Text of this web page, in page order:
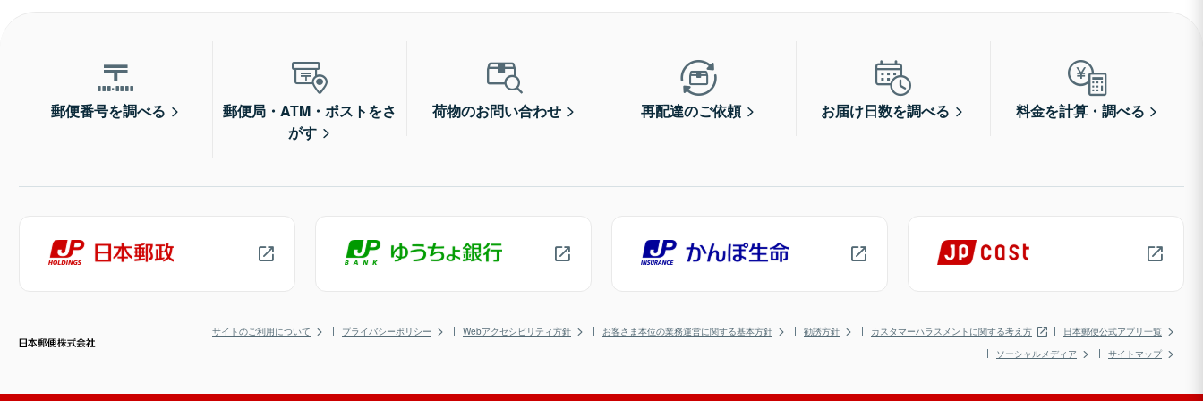
郵便番号を調べる
郵便局・ATM・ポストをさ
がす
荷物のお問い合わせ 再配達のご依頼 お届け日数を調べる 料金を計算・調べる
サイトのご利用について プライバシーポリシー Webアクセシビリティ方針 お客さま本位の業務運営に関する基本方針 勧誘方針 カスタマーハラスメントに関する考え方
日本郵便公式アプリ一覧
ソーシャルメディア
サイトマップ